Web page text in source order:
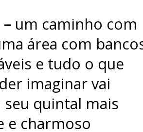
um caminho com
área com
e tudo o que
imaginar vai
seu quintal mais
e charmoso